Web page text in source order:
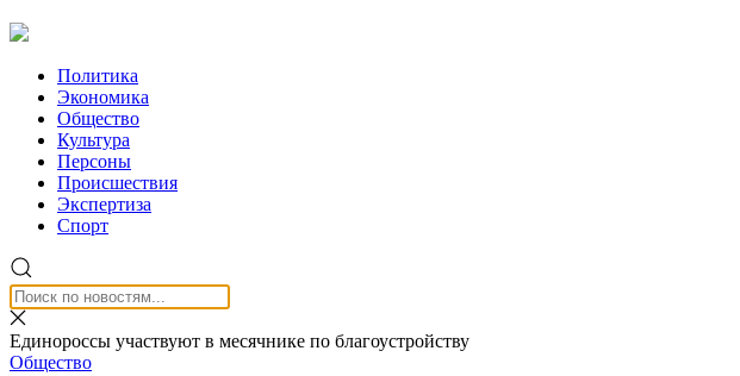
Политика
Экономика
Общество
Культура
Персоны
Происшествия
Экспертиза
Спорт
Единороссы участвуют в месячнике по благоустройству
Общество